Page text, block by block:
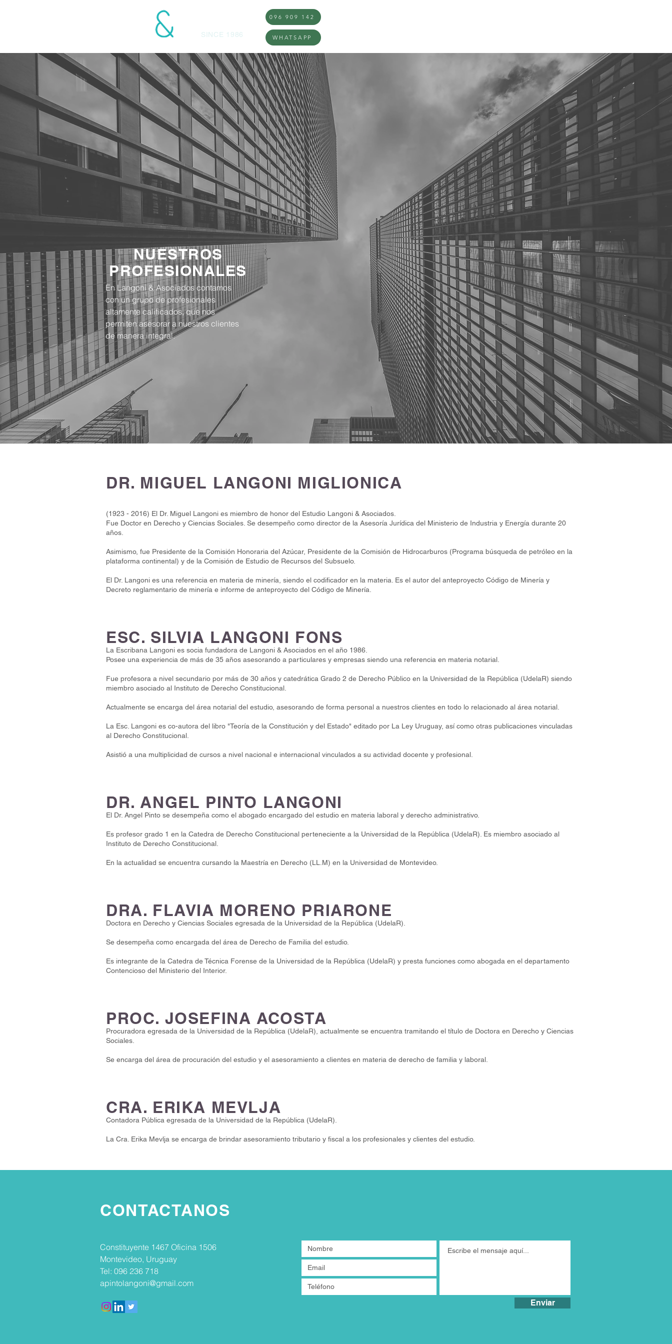
LANGONI ASOCIADOS
SINCE 1986
096 909 142
WHATSAPP
NUESTROS
PROFESIONALES
En Langoni & Asociados contamos
con un grupo de profesionales
altamente calificados, que nos
permiten asesorar a nuestros clientes
de manera integral.
DR. MIGUEL LANGONI MIGLIONICA
(1923 - 2016) El Dr. Miguel Langoni es miembro de honor del Estudio Langoni & Asociados.
Fue Doctor en Derecho y Ciencias Sociales. Se desempeño como director de la Asesoría Jurídica del Ministerio de Industria y Energía durante 20
años.
Asimismo, fue Presidente de la Comisión Honoraria del Azúcar, Presidente de la Comisión de Hidrocarburos (Programa búsqueda de petróleo en la
plataforma continental) y de la Comisión de Estudio de Recursos del Subsuelo.
El Dr. Langoni es una referencia en materia de minería, siendo el codificador en la materia. Es el autor del anteproyecto Código de Minería y
Decreto reglamentario de minería e informe de anteproyecto del Código de Minería.
ESC. SILVIA LANGONI FONS
La Escribana Langoni es socia fundadora de Langoni & Asociados en el año 1986.
Posee una experiencia de más de 35 años asesorando a particulares y empresas siendo una referencia en materia notarial.
Fue profesora a nivel secundario por más de 30 años y catedrática Grado 2 de Derecho Público en la Universidad de la República (UdelaR) siendo
miembro asociado al Instituto de Derecho Constitucional.
Actualmente se encarga del área notarial del estudio, asesorando de forma personal a nuestros clientes en todo lo relacionado al área notarial.
La Esc. Langoni es co-autora del libro "Teoría de la Constitución y del Estado" editado por La Ley Uruguay, así como otras publicaciones vinculadas
al Derecho Constitucional.
Asistió a una multiplicidad de cursos a nivel nacional e internacional vinculados a su actividad docente y profesional.
DR. ANGEL PINTO LANGONI
El Dr. Angel Pinto se desempeña como el abogado encargado del estudio en materia laboral y derecho administrativo.
Es profesor grado 1 en la Catedra de Derecho Constitucional perteneciente a la Universidad de la República (UdelaR). Es miembro asociado al
Instituto de Derecho Constitucional.
En la actualidad se encuentra cursando la Maestría en Derecho (LL.M) en la Universidad de Montevideo.
DRA. FLAVIA MORENO PRIARONE
Doctora en Derecho y Ciencias Sociales egresada de la Universidad de la República (UdelaR).
Se desempeña como encargada del área de Derecho de Familia del estudio.
Es integrante de la Catedra de Técnica Forense de la Universidad de la República (UdelaR) y presta funciones como abogada en el departamento
Contencioso del Ministerio del Interior.
PROC. JOSEFINA ACOSTA
Procuradora egresada de la Universidad de la República (UdelaR), actualmente se encuentra tramitando el título de Doctora en Derecho y Ciencias
Sociales.
Se encarga del área de procuración del estudio y el asesoramiento a clientes en materia de derecho de familia y laboral.
CRA. ERIKA MEVLJA
Contadora Pública egresada de la Universidad de la República (UdelaR).
La Cra. Erika Mevlja se encarga de brindar asesoramiento tributario y fiscal a los profesionales y clientes del estudio.
CONTACTANOS
Constituyente 1467 Oficina 1506
Montevideo, Uruguay
Tel: 096 236 718
apintolangoni@gmail.com
Enviar